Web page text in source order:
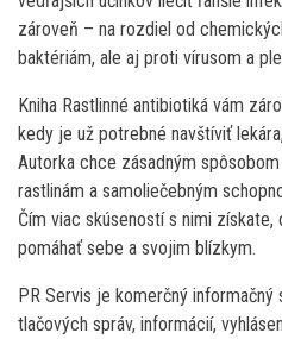
zároveň – na rozdiel od
baktériám, ale aj proti vírusom a
Kniha Rastlinné antibiotiká vám
kedy je už potrebné navštíviť
Autorka chce zásadným
rastlinám a samoliečebným
Čím viac skúseností s nimi
pomáhať sebe a svojim blízkym.
PR Servis je komerčný informačný
tlačových správ, informácií,